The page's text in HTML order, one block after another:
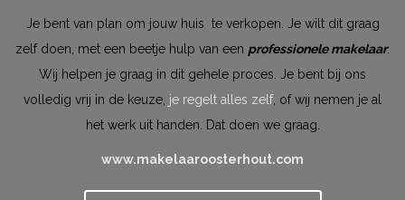
Je bent van plan om jouw huis te verkopen. Je wilt dit graag
zelf doen, met een beetje hulp van een professionele makelaar.
Wij helpen je graag in dit gehele proces. Je bent bij ons
volledig vrij in de keuze, je regelt alles zelf, of wij nemen je al
het werk uit handen. Dat doen we graag.
www.makelaaroosterhout.com